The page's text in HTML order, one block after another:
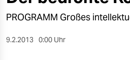
gesellschaft
kultur
PROGRAMM Großes
9.2.2013 0:00 Uhr